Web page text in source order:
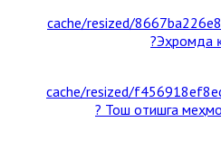
Эҳромда
Тош отишга